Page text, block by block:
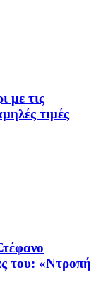
με τις
τιμές
του: «Ντροπή